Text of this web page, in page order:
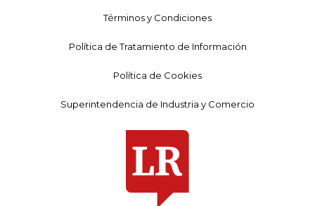
Términos y Condiciones
Política de Tratamiento de Información
Política de Cookies
Superintendencia de Industria y Comercio